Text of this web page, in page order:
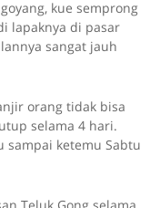
kue semprong
lapaknya di pasar
sangat jauh
orang tidak bisa
selama 4 hari.
sampai ketemu Sabtu